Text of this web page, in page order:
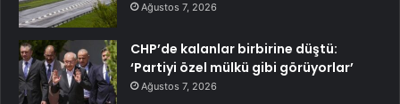
Ağustos 7, 2026
CHP’de kalanlar birbirine düştü:
‘Partiyi özel mülkü gibi görüyorlar’
Ağustos 7, 2026